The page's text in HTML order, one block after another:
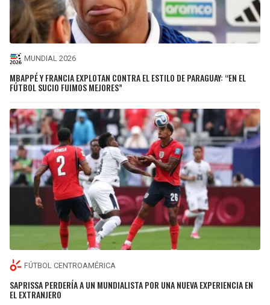
MUNDIAL 2026
MBAPPÉ Y FRANCIA EXPLOTAN CONTRA EL ESTILO DE PARAGUAY: “EN EL
FÚTBOL SUCIO FUIMOS MEJORES”
FÚTBOL CENTROAMÉRICA
SAPRISSA PERDERÍA A UN MUNDIALISTA POR UNA NUEVA EXPERIENCIA EN
EL EXTRANJERO